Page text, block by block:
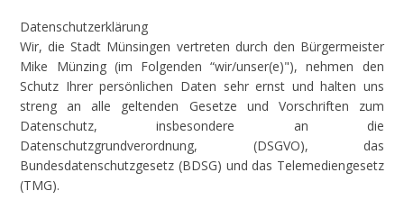
Datenschutzerklärung
Wir, die Stadt Münsingen vertreten durch den Bürgermeister
Mike Münzing (im Folgenden “wir/unser(e)"), nehmen den
Schutz Ihrer persönlichen Daten sehr ernst und halten uns
streng an alle geltenden Gesetze und Vorschriften zum
Datenschutz, insbesondere an die
Datenschutzgrundverordnung, (DSGVO), das
Bundesdatenschutzgesetz (BDSG) und das Telemediengesetz
(TMG).